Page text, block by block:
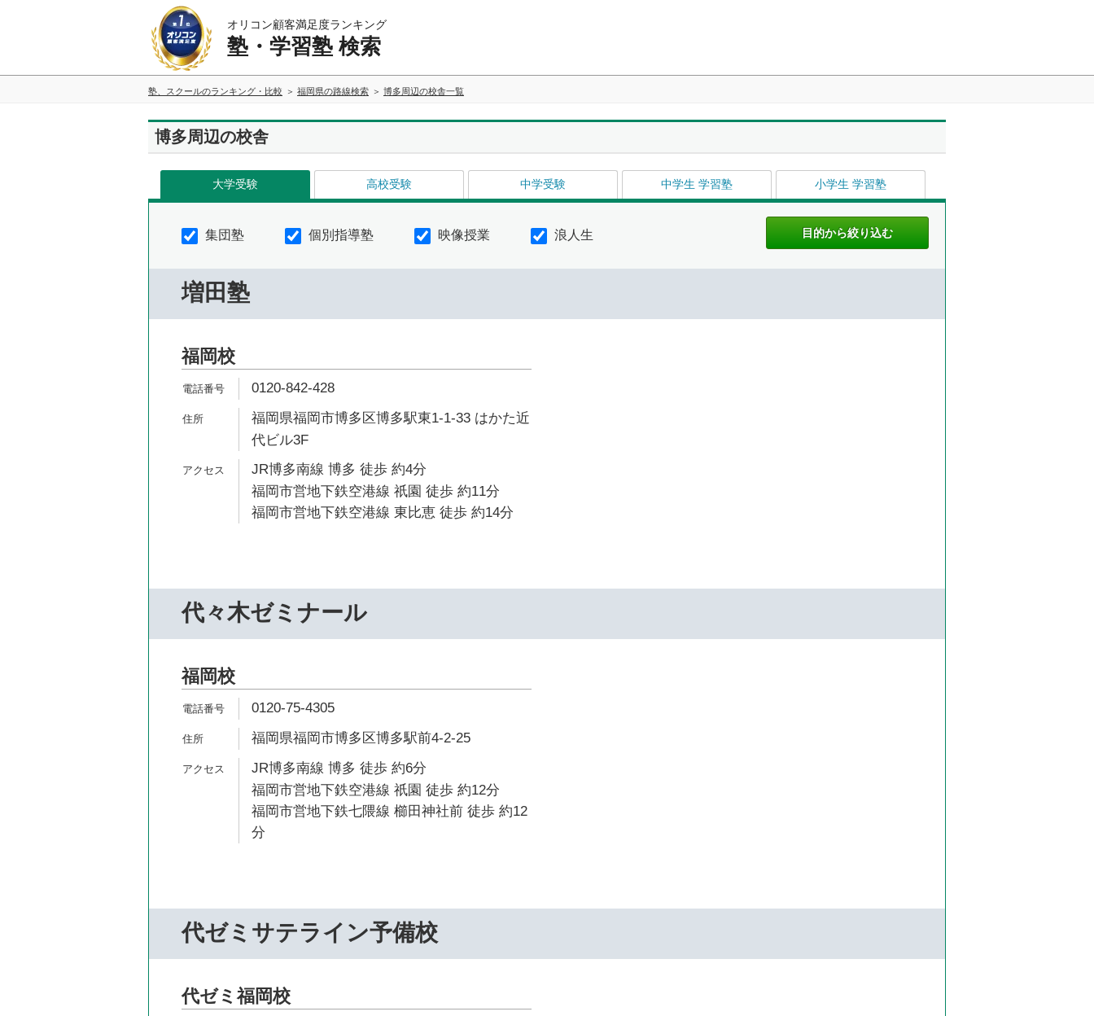
オリコン顧客満足度ランキング
塾・学習塾 検索
塾、スクールのランキング・比較 福岡県の路線検索 博多周辺の校舎一覧
博多周辺の校舎
大学受験 高校受験 中学受験 中学生 学習塾 小学生 学習塾
集団塾 個別指導塾 映像授業 浪人生
増田塾
福岡校
0120-842-428
福岡県福岡市博多区博多駅東1-1-33 はかた近
代ビル3F
JR博多南線 博多 徒歩 約4分
福岡市営地下鉄空港線 祇園 徒歩 約11分
福岡市営地下鉄空港線 東比恵 徒歩 約14分
代々木ゼミナール
福岡校
0120-75-4305
福岡県福岡市博多区博多駅前4-2-25
JR博多南線 博多 徒歩 約6分
福岡市営地下鉄空港線 祇園 徒歩 約12分
福岡市営地下鉄七隈線 櫛田神社前 徒歩 約12
分
代ゼミサテライン予備校
代ゼミ福岡校